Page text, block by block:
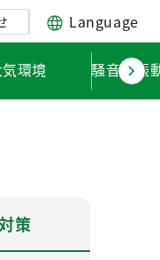
Language
環境 騒音・振
伴う取扱について（通
策